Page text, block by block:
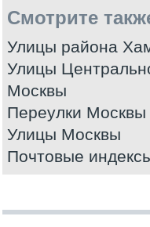
Смотрите
Улицы района
Улицы
Москвы
Переулки Москвы
Улицы Москвы
Почтовые